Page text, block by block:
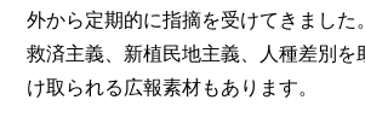
外から定期的に指摘を受けてきました
救済主義、新植民地主義、人種差別を
け取られる広報素材もあります。